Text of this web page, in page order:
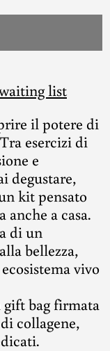
list
il potere di
esercizi di
e
degustare,
kit pensato
a casa.
di un
bellezza,
vivo
bag firmata
collagene,